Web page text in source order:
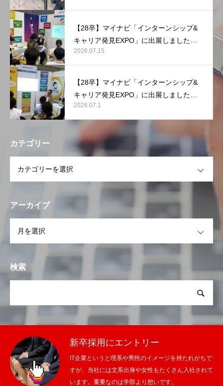
【28卒】マイナビ「インターンシップ&
キャリア発見EXPO」に出展しました
【マリンメッセ福岡】
2026.07.15
【28卒】マイナビ「インターンシップ&
キャリア発見EXPO」に出展しました
【東京ビッグサイト】
2026.07.1
カテゴリー
アーカイブ
検索
新卒採用にエントリー
IT企業というと理系や男性のイメージを持たれがちで
すが、当社には文系出身や女性もたくさん入社されて
います。重要なのは学部より想いです。